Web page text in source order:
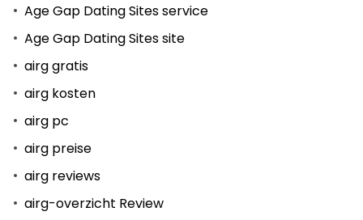
Age Gap Dating Sites service
Age Gap Dating Sites site
airg gratis
airg kosten
airg pc
airg preise
airg reviews
airg-overzicht Review